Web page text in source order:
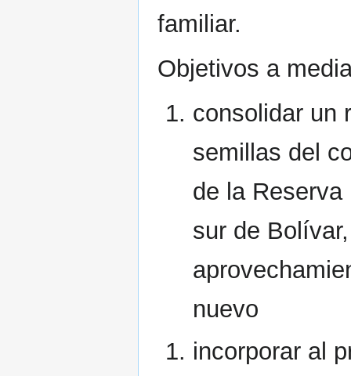
familiar.
Objetivos a
consolidar un
semillas del
de la
sur de
nuevo
incorporar al